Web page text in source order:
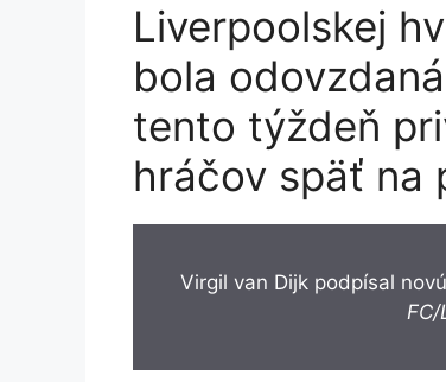
Liverpoolskej
bola
tento týždeň
hráčov späť na
Virgil van Dijk podpísal